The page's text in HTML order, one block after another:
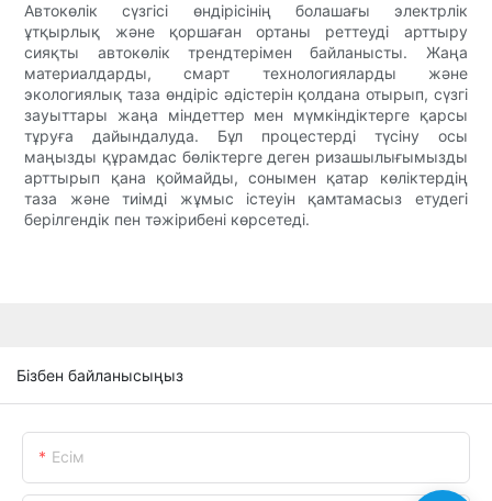
Автокөлік сүзгісі өндірісінің болашағы электрлік
ұтқырлық және қоршаған ортаны реттеуді арттыру
сияқты автокөлік трендтерімен байланысты. Жаңа
материалдарды, смарт технологияларды және
экологиялық таза өндіріс әдістерін қолдана отырып, сүзгі
зауыттары жаңа міндеттер мен мүмкіндіктерге қарсы
тұруға дайындалуда. Бұл процестерді түсіну осы
маңызды құрамдас бөліктерге деген ризашылығымызды
арттырып қана қоймайды, сонымен қатар көліктердің
таза және тиімді жұмыс істеуін қамтамасыз етудегі
берілгендік пен тәжірибені көрсетеді.
Бізбен байланысыңыз
Есім